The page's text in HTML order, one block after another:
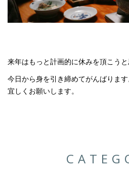
来年はもっと計画的に休みを頂こう
今日から身を引き締めてがんばります
宜しくお願いします。